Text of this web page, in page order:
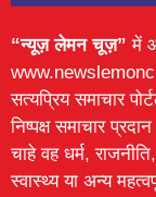
“न्यूज़ लेमन चूज़” में
सत्यप्रिय समाचार
निष्पक्ष समाचार
चाहे वह धर्म,
स्वास्थ्य या अन्य